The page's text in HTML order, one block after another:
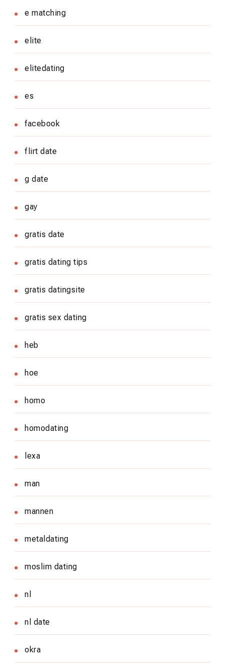
e matching
elite
elitedating
es
facebook
flirt date
g date
gay
gratis date
gratis dating tips
gratis datingsite
gratis sex dating
heb
hoe
homo
homodating
lexa
man
mannen
metaldating
moslim dating
nl
nl date
okra